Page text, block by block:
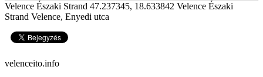
Velence Északi Strand 47.237345, 18.633842 Velence Északi
Strand Velence, Enyedi utca
velenceito.info